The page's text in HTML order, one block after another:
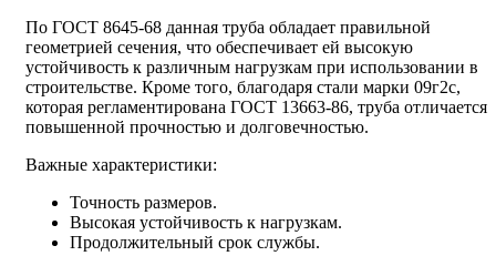
По ГОСТ 8645-68 данная труба обладает правильной
геометрией сечения, что обеспечивает ей высокую
устойчивость к различным нагрузкам при использовании в
строительстве. Кроме того, благодаря стали марки 09г2с,
которая регламентирована ГОСТ 13663-86, труба отличается
повышенной прочностью и долговечностью.
Важные характеристики:
Точность размеров.
Высокая устойчивость к нагрузкам.
Продолжительный срок службы.